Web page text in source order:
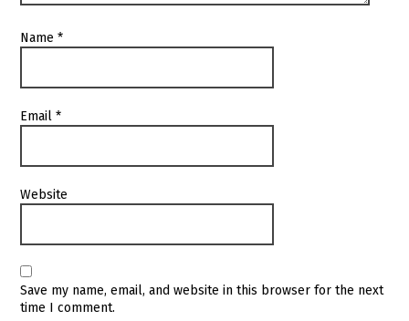
Name*
Email*
Website
Save my name, email, and website in this browser for the next
time I comment.